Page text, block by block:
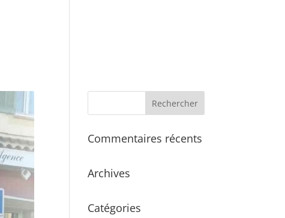
Commentaires récents
Archives
Catégories